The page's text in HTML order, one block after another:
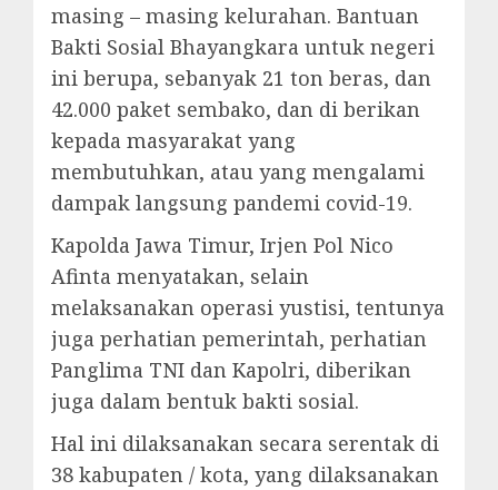
masing – masing kelurahan. Bantuan
Bakti Sosial Bhayangkara untuk negeri
ini berupa, sebanyak 21 ton beras, dan
42.000 paket sembako, dan di berikan
kepada masyarakat yang
membutuhkan, atau yang mengalami
dampak langsung pandemi covid-19.
Kapolda Jawa Timur, Irjen Pol Nico
Afinta menyatakan, selain
melaksanakan operasi yustisi, tentunya
juga perhatian pemerintah, perhatian
Panglima TNI dan Kapolri, diberikan
juga dalam bentuk bakti sosial.
Hal ini dilaksanakan secara serentak di
38 kabupaten / kota, yang dilaksanakan